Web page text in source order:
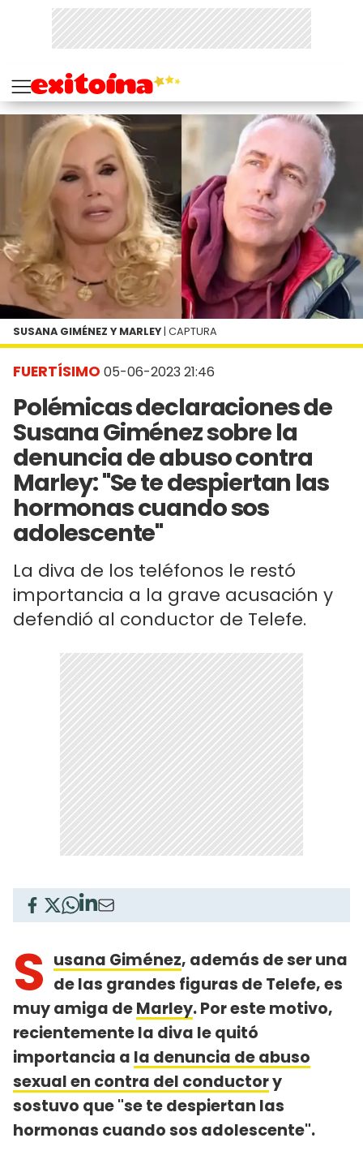
FUERTÍSIMO 05-06-2023 21:46
Polémicas declaraciones de
Susana Giménez sobre la
denuncia de abuso contra
Marley: "Se te despiertan las
hormonas cuando sos
adolescente"
La diva de los teléfonos le restó
importancia a la grave acusación y
defendió al conductor de Telefe.
SUSANA GIMÉNEZ Y MARLEY| CAPTURA
S usana Giménez, además de ser una
de las grandes figuras de Telefe, es
muy amiga deMarley. Por este motivo,
recientemente la diva le quitó
importancia a la denuncia de abuso
sexual en contra del conductory
sostuvo que "se te despiertan las
hormonas cuando sos adolescente".